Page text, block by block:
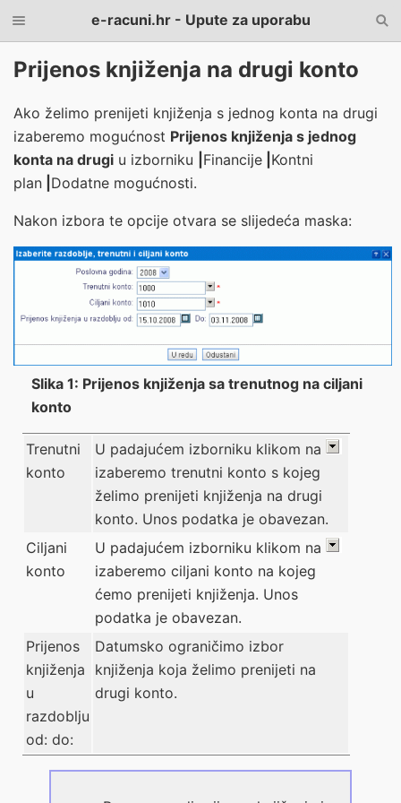
e-racuni.hr - Upute za uporabu
Prijenos knjiženja na drugi konto
Ako želimo prenijeti knjiženja s jednog konta na drugi
izaberemo mogućnost Prijenos knjiženja s jednog
konta na drugi u izborniku Financije Kontni
plan Dodatne mogućnosti.
Nakon izbora te opcije otvara se slijedeća maska:
Slika 1: Prijenos knjiženja sa trenutnog na ciljani
konto
Trenutni
konto
U padajućem izborniku klikom na
izaberemo trenutni konto s kojeg
želimo prenijeti knjiženja na drugi
konto. Unos podatka je obavezan.
Ciljani
konto
U padajućem izborniku klikom na
izaberemo ciljani konto na kojeg
ćemo prenijeti knjiženja. Unos
podatka je obavezan.
Prijenos
knjiženja
u
razdoblju
od: do:
Datumsko ograničimo izbor
knjiženja koja želimo prenijeti na
drugi konto.